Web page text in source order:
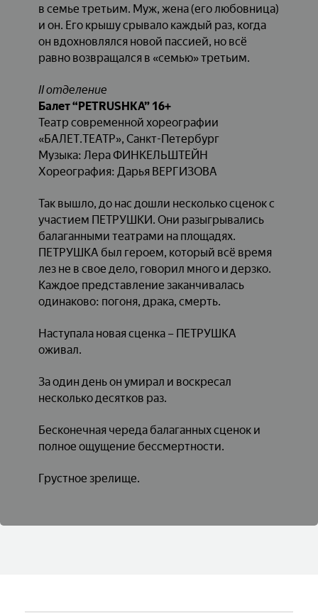
в семье третьим. Муж, жена (его любовница)
и он. Его крышу срывало каждый раз, когда
он вдохновлялся новой пассией, но всё
равно возвращался в «семью» третьим.
IIотделение
Балет “PETRUSHKA” 16+
Театр современной хореографии
«БАЛЕТ.ТЕАТР», Санкт-Петербург
Музыка: Лера ФИНКЕЛЬШТЕЙН
Хореография: Дарья ВЕРГИЗОВА
Так вышло, до нас дошли несколько сценок с
участием ПЕТРУШКИ. Они разыгрывались
балаганными театрами на площадях.
ПЕТРУШКА был героем, который всё время
лез не в свое дело, говорил много и дерзко.
Каждое представление заканчивалась
одинаково: погоня, драка, смерть.
Наступала новая сценка – ПЕТРУШКА
оживал.
За один день он умирал и воскресал
несколько десятков раз.
Бесконечная череда балаганных сценок и
полное ощущение бессмертности.
Грустное зрелище.